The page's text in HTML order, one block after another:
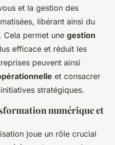
et la gestion des
libérant ainsi du
Cela permet une gestion
efficace et réduit les
peuvent ainsi
et consacrer
stratégiques.
numérique et
joue un rôle crucial